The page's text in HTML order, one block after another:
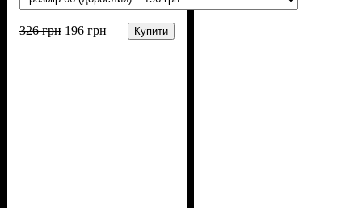
326грн 196 грн Купити